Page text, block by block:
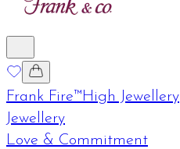
Frank Fire™High Jewellery
Jewellery
Love & Commitment